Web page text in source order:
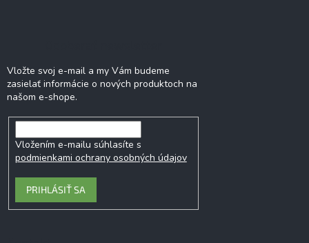
Vložte svoj e-mail a my Vám budeme
zasielať informácie o nových produktoch na
našom e-shope.
Vložením e-mailu súhlasíte s
podmienkami ochrany osobných údajov
PRIHLÁSIŤ SA